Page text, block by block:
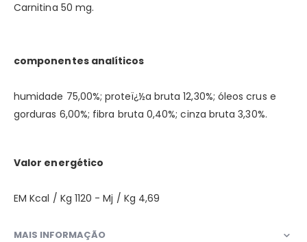
Carnitina 50 mg.
componentes analíticos
humidade 75,00%; proteï¿½a bruta 12,30%; óleos crus e
gorduras 6,00%; fibra bruta 0,40%; cinza bruta 3,30%.
Valor energético
EM Kcal / Kg 1120 - Mj / Kg 4,69
MAIS INFORMAÇÃO